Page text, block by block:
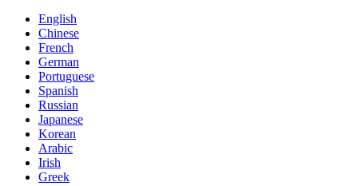
English
Chinese
French
German
Portuguese
Spanish
Russian
Japanese
Korean
Arabic
Irish
Greek